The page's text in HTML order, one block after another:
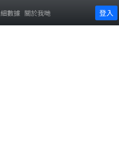
細數據 關於我哋 登入